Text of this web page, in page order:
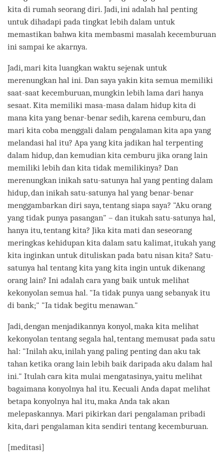
kita di rumah seorang diri. Jadi, ini adalah hal penting
untuk dihadapi pada tingkat lebih dalam untuk
memastikan bahwa kita membasmi masalah kecemburuan
ini sampai ke akarnya.
Jadi, mari kita luangkan waktu sejenak untuk
merenungkan hal ini. Dan saya yakin kita semua memiliki
saat-saat kecemburuan, mungkin lebih lama dari hanya
sesaat. Kita memiliki masa-masa dalam hidup kita di
mana kita yang benar-benar sedih, karena cemburu, dan
mari kita coba menggali dalam pengalaman kita apa yang
melandasi hal itu? Apa yang kita jadikan hal terpenting
dalam hidup, dan kemudian kita cemburu jika orang lain
memiliki lebih dan kita tidak memilikinya? Dan
merenungkan inikah satu-satunya hal yang penting dalam
hidup, dan inikah satu-satunya hal yang benar-benar
menggambarkan diri saya, tentang siapa saya? "Aku orang
yang tidak punya pasangan" – dan itukah satu-satunya hal,
hanya itu, tentang kita? Jika kita mati dan seseorang
meringkas kehidupan kita dalam satu kalimat, itukah yang
kita inginkan untuk dituliskan pada batu nisan kita? Satu-
satunya hal tentang kita yang kita ingin untuk dikenang
orang lain? Ini adalah cara yang baik untuk melihat
kekonyolan semua hal. "Ia tidak punya uang sebanyak itu
di bank;" "Ia tidak begitu menawan."
Jadi, dengan menjadikannya konyol, maka kita melihat
kekonyolan tentang segala hal, tentang memusat pada satu
hal: "Inilah aku, inilah yang paling penting dan aku tak
tahan ketika orang lain lebih baik daripada aku dalam hal
ini." Itulah cara kita mulai mengatasinya, yaitu melihat
bagaimana konyolnya hal itu. Kecuali Anda dapat melihat
betapa konyolnya hal itu, maka Anda tak akan
melepaskannya. Mari pikirkan dari pengalaman pribadi
kita, dari pengalaman kita sendiri tentang kecemburuan.
[meditasi]